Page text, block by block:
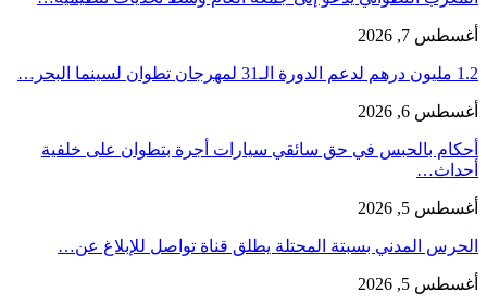
أغسطس 7, 2026
1.2 مليون درهم لدعم الدورة الـ31 لمهرجان تطوان لسينما البحر…
أغسطس 6, 2026
أحكام بالحبس في حق سائقي سيارات أجرة بتطوان على خلفية
أحداث…
أغسطس 5, 2026
الحرس المدني بسبتة المحتلة يطلق قناة تواصل للإبلاغ عن…
أغسطس 5, 2026